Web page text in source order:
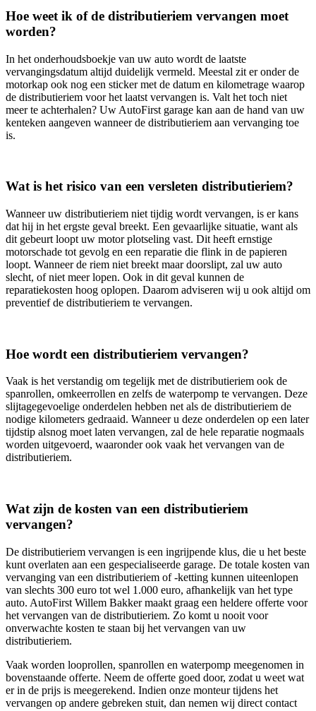
Hoe weet ik of de distributieriem vervangen moet
worden?
In het onderhoudsboekje van uw auto wordt de laatste
vervangingsdatum altijd duidelijk vermeld. Meestal zit er onder de
motorkap ook nog een sticker met de datum en kilometrage waarop
de distributieriem voor het laatst vervangen is. Valt het toch niet
meer te achterhalen? Uw AutoFirst garage kan aan de hand van uw
kenteken aangeven wanneer de distributieriem aan vervanging toe
is.
Wat is het risico van een versleten distributieriem?
Wanneer uw distributieriem niet tijdig wordt vervangen, is er kans
dat hij in het ergste geval breekt. Een gevaarlijke situatie, want als
dit gebeurt loopt uw motor plotseling vast. Dit heeft ernstige
motorschade tot gevolg en een reparatie die flink in de papieren
loopt. Wanneer de riem niet breekt maar doorslipt, zal uw auto
slecht, of niet meer lopen. Ook in dit geval kunnen de
reparatiekosten hoog oplopen. Daarom adviseren wij u ook altijd om
preventief de distributieriem te vervangen.
Hoe wordt een distributieriem vervangen?
Vaak is het verstandig om tegelijk met de distributieriem ook de
spanrollen, omkeerrollen en zelfs de waterpomp te vervangen. Deze
slijtagegevoelige onderdelen hebben net als de distributieriem de
nodige kilometers gedraaid. Wanneer u deze onderdelen op een later
tijdstip alsnog moet laten vervangen, zal de hele reparatie nogmaals
worden uitgevoerd, waaronder ook vaak het vervangen van de
distributieriem.
Wat zijn de kosten van een distributieriem
vervangen?
De distributieriem vervangen is een ingrijpende klus, die u het beste
kunt overlaten aan een gespecialiseerde garage. De totale kosten van
vervanging van een distributieriem of -ketting kunnen uiteenlopen
van slechts 300 euro tot wel 1.000 euro, afhankelijk van het type
auto. AutoFirst Willem Bakker maakt graag een heldere offerte voor
het vervangen van de distributieriem. Zo komt u nooit voor
onverwachte kosten te staan bij het vervangen van uw
distributieriem.
Vaak worden looprollen, spanrollen en waterpomp meegenomen in
bovenstaande offerte. Neem de offerte goed door, zodat u weet wat
er in de prijs is meegerekend. Indien onze monteur tijdens het
vervangen op andere gebreken stuit, dan nemen wij direct contact